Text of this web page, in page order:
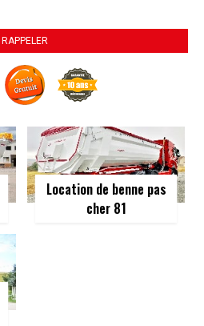
Location de benne pas
cher 81